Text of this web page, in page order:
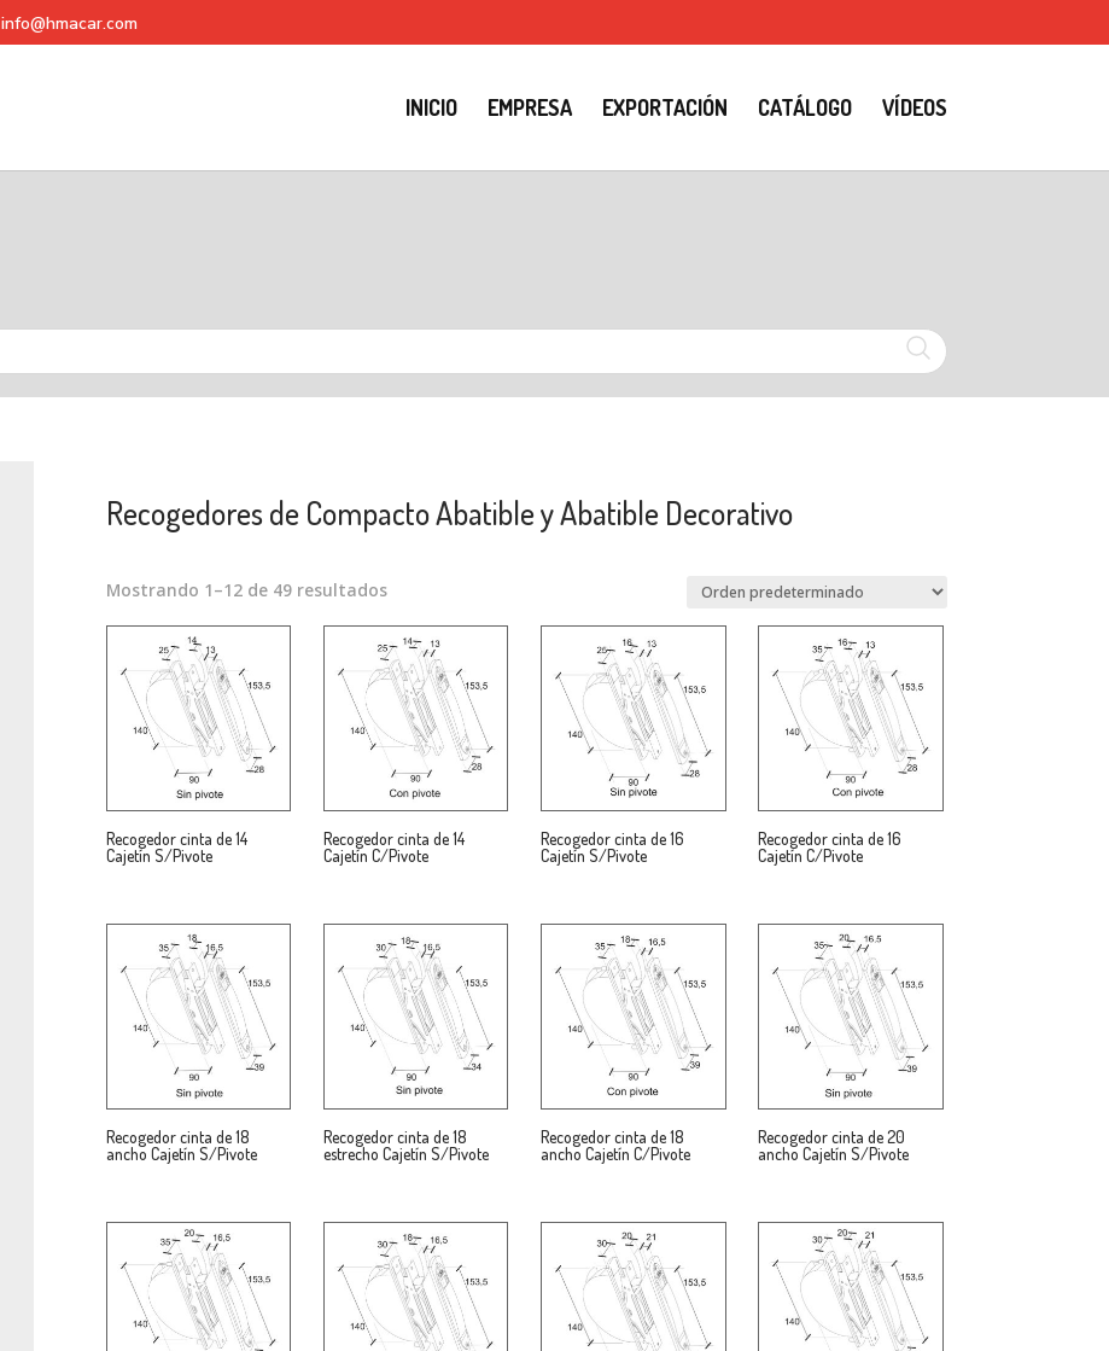
info@hmacar.com
INICIO EMPRESA EXPORTACIÓN CATÁLOGO VÍDEOS
Recogedores de Compacto Abatible y Abatible Decorativo
Mostrando 1–12 de 49 resultados
Recogedor cinta de 14
Cajetín S/Pivote
Recogedor cinta de 14
Cajetín C/Pivote
Recogedor cinta de 16
Cajetín S/Pivote
Recogedor cinta de 16
Cajetín C/Pivote
Recogedor cinta de 18
ancho Cajetín S/Pivote
Recogedor cinta de 18
estrecho Cajetín S/Pivote
Recogedor cinta de 18
ancho Cajetín C/Pivote
Recogedor cinta de 20
ancho Cajetín S/Pivote